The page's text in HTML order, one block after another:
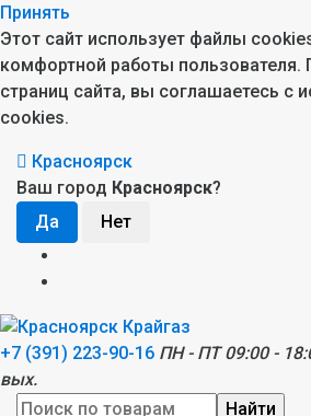
Принять
Этот сайт использует файлы
комфортной работы
страниц сайта, вы соглашаетесь с
cookies.
Красноярск
Ваш город Красноярск?
+7 (391) 223-90-16 ПН - ПТ 09:00 -
вых.
Найти